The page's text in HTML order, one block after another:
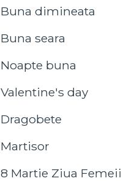
Buna dimineata
Buna seara
Noapte buna
Valentine's day
Dragobete
Martisor
8 Martie Ziua Femeii